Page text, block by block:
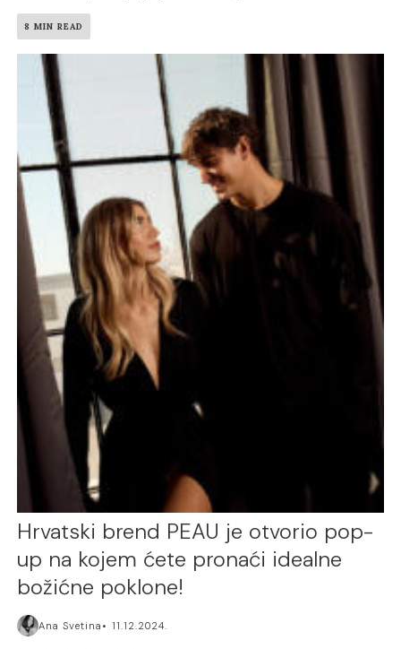
8 MIN READ
Hrvatski brend PEAU je otvorio pop-
up na kojem ćete pronaći idealne
božićne poklone!
Ana Svetina 11.12.2024.